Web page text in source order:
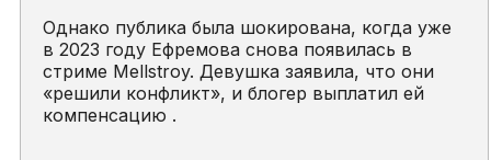
Однако публика была шокирована, когда уже
в 2023 году Ефремова снова появилась в
стриме Mellstroy. Девушка заявила, что они
«решили конфликт», и блогер выплатил ей
компенсацию .